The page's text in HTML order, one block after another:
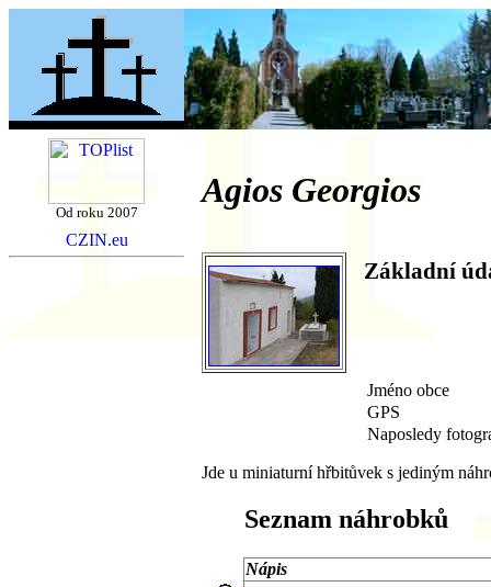
Od roku 2007
Agios Georgios
Základní
Jméno obce
GPS
Naposledy
Jde u miniaturní hřbitůvek s jediným
Seznam náhrobků
Nápis